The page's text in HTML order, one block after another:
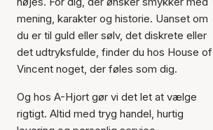
mening, karakter og historie. Uanset om
du er til guld eller sølv, det diskrete eller
det udtryksfulde, finder du hos House of
Vincent noget, der føles som dig.
Og hos A-Hjort gør vi det let at vælge
rigtigt. Altid med tryg handel, hurtig